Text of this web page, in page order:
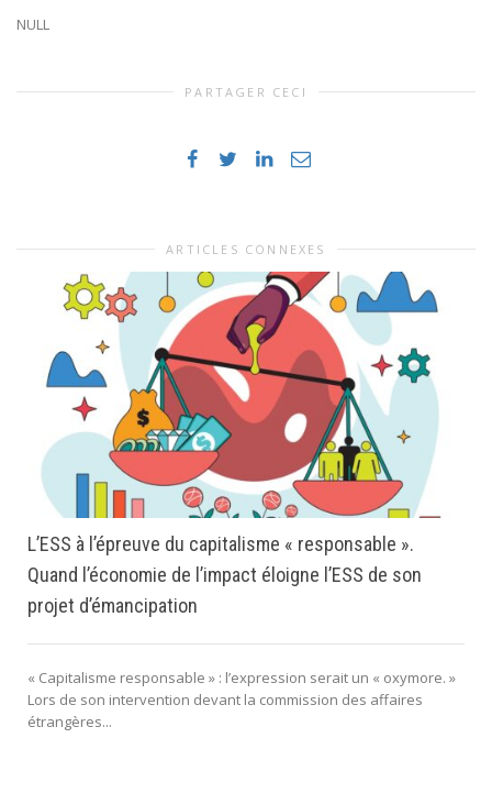
NULL
PARTAGER CECI
ARTICLES CONNEXES
L’ESS à l’épreuve du capitalisme « responsable ».
Quand l’économie de l’impact éloigne l’ESS de son
projet d’émancipation
« Capitalisme responsable » : l’expression serait un « oxymore. »
Lors de son intervention devant la commission des affaires
étrangères...